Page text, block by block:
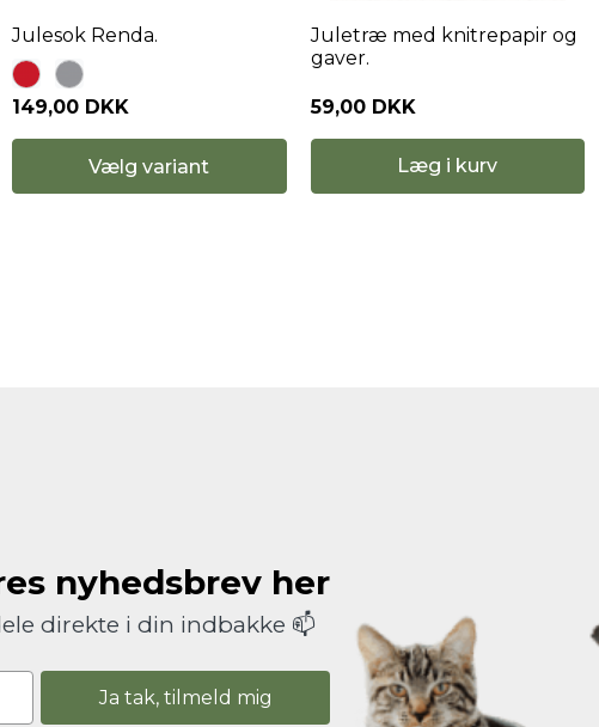
Julesok Renda.
149,00 DKK
Vælg variant
Juletræ med knitrepapir og
gaver.
59,00 DKK
Læg i kurv
nyhedsbrev her
direkte i din indbakke 📫
Ja tak, tilmeld mig